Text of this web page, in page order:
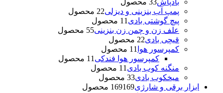
بادپاش 33 محصول
پمپ آب بنزینی و دیزلی 22 محصول
پیچ گوشتی بادی
1 1 محصول
علف زن و چمن زن بنزینی 55 محصول
قیچی بادی 22 محصول
کمپرسور هوا
1 1 محصول
کمپرسور هوا فندکی
1 1 محصول
منگنه کوب بادی
1 1 محصول
میخکوب بادی 33 محصول
ابزار برقی و شارژی
169169 محصول